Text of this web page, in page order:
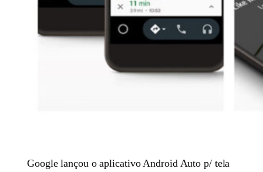
Google lançou o aplicativo Android Auto p/ tela